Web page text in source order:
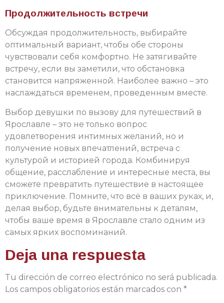
Продолжительность встречи
Обсуждая продолжительность, выбирайте
оптимальный вариант, чтобы обе стороны
чувствовали себя комфортно. Не затягивайте
встречу, если вы заметили, что обстановка
становится напряженной. Наиболее важно – это
наслаждаться временем, проведенным вместе.
Выбор девушки по вызову для путешествий в
Ярославле – это не только вопрос
удовлетворения интимных желаний, но и
получение новых впечатлений, встреча с
культурой и историей города. Комбинируя
общение, расслабление и интересные места, вы
сможете превратить путешествие в настоящее
приключение. Помните, что всё в ваших руках, и,
делая выбор, будьте внимательны к деталям,
чтобы ваше время в Ярославле стало одним из
самых ярких воспоминаний.
Deja una respuesta
Tu dirección de correo electrónico no será publicada.
Los campos obligatorios están marcados con *